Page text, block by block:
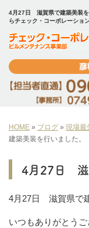
4月27日 滋賀県で建築美装を
らチェック・コーポレーシ
HOME » ブログ » 現場最
建築美装を行いました。
4月27日 滋
4月27日 滋賀県で
いつもありがとうご